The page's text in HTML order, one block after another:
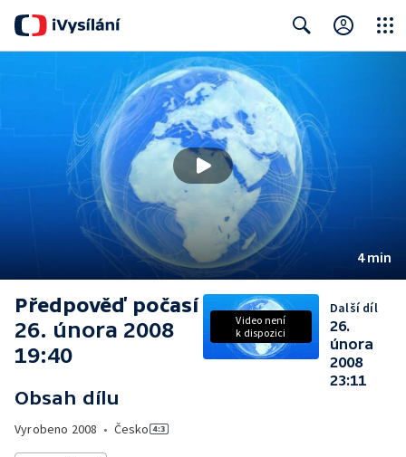
4 min
Předpověď počasí
26. února 2008
19:40
Obsah dílu
Vyrobeno 2008 • Česko
Video není
k dispozici
Další díl
26.
února
2008
23:11